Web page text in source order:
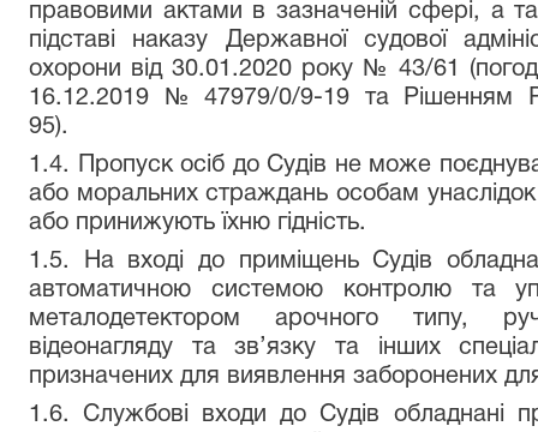
правовими актами в зазначеній сфері, а
підставі наказу Державної судової
охорони від 30.01.2020 року № 43/61
16.12.2019 № 47979/0/9-19 та Рішенням
95).
1.4. Пропуск осіб до Судів не може
або моральних страждань особам унаслідок
або принижують їхню гідність.
1.5. На вході до приміщень Судів
автоматичною системою контролю та
металодетектором арочного типу,
відеонагляду та зв’язку та інших
призначених для виявлення заборонених
1.6. Службові входи до Судів обладнані